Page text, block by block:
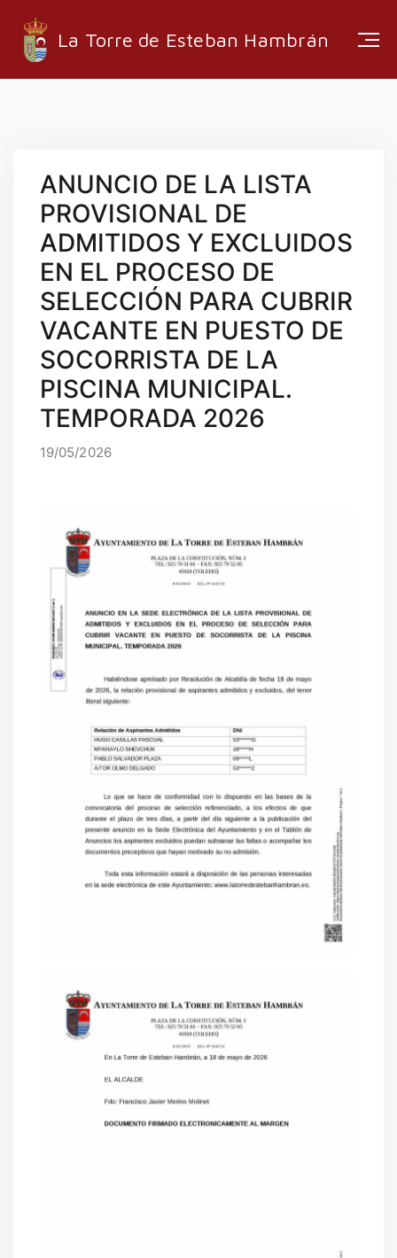
La Torre de Esteban Hambrán
EMPRESAS LOCALES
RUTAS Y SENDEROS
MEDIA
INFORMACIÓN
EMPLEO
SANIDAD
DEPORTES
URBANISMO
CONSUMO
ANUNCIO DE LA LISTA
PROVISIONAL DE
ADMITIDOS Y EXCLUIDOS
EN EL PROCESO DE
SELECCIÓN PARA CUBRIR
VACANTE EN PUESTO DE
SOCORRISTA DE LA
PISCINA MUNICIPAL.
TEMPORADA 2026
19/05/2026